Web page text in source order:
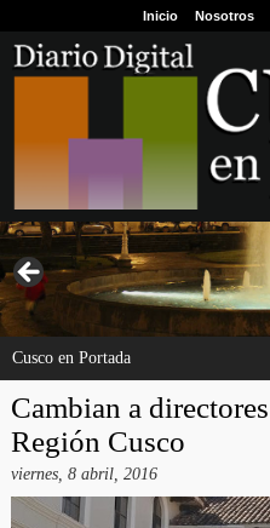
Inicio Nosotros
Cusco en Portada
Cambian a
Región Cusco
viernes, 8 abril, 2016